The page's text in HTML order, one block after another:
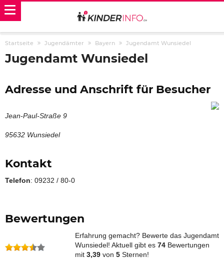
Startseite Jugendämter Bayern Jugendamt Wunsiedel
Jugendamt Wunsiedel
Adresse und Anschrift für Besucher
Jean-Paul-Straße 9
95632 Wunsiedel
Kontakt
Telefon: 09232 / 80-0
Bewertungen
Erfahrung gemacht? Bewerte das Jugendamt
Wunsiedel! Aktuell gibt es 74 Bewertungen
mit 3,39 von 5 Sternen!